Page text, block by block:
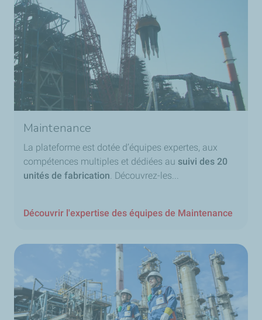
Maintenance
La plateforme est dotée d’équipes expertes, aux
compétences multiples et dédiées au suivi des 20
unités de fabrication. Découvrez-les...
Découvrir l'expertise des équipes de Maintenance